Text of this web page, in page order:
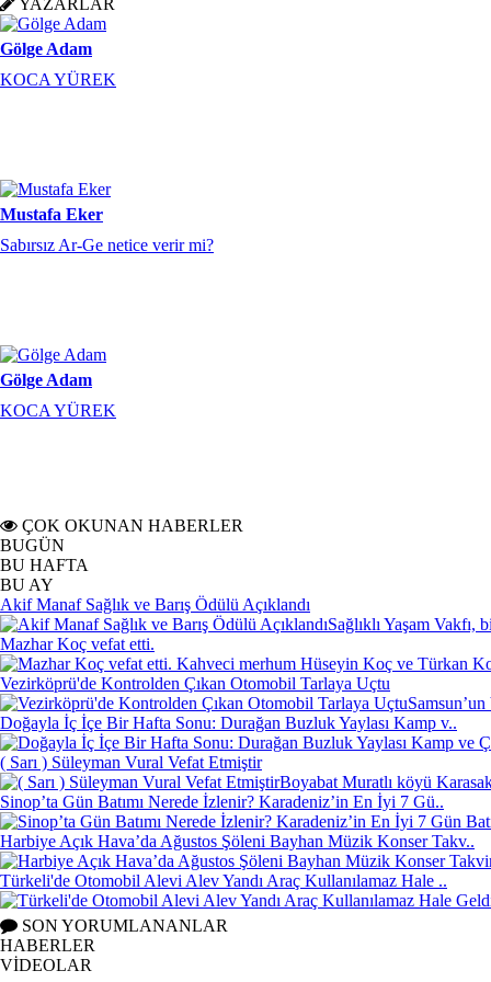
YAZARLAR
ÇOK OKUNAN HABERLER
BUGÜN
BU HAFTA
BU AY
Akif Manaf Sağlık ve Barış Ödülü Açıklandı
Sağlıklı Yaşam Vakfı,
Mazhar Koç vefat etti.
Kahveci merhum Hüseyin Koç ve Türkan
Vezirköprü'de Kontrolden Çıkan Otomobil Tarlaya Uçtu
Doğayla İç İçe Bir Hafta Sonu: Durağan Buzluk Yaylası Kamp v..
( Sarı ) Süleyman Vural Vefat Etmiştir
Boyabat Muratlı köyü
Sinop’ta Gün Batımı Nerede İzlenir? Karadeniz’in En İyi 7 Gü..
Harbiye Açık Hava’da Ağustos Şöleni Bayhan Müzik Konser Takv..
Türkeli'de Otomobil Alevi Alev Yandı Araç Kullanılamaz Hale ..
SON YORUMLANANLAR
HABERLER
VİDEOLAR